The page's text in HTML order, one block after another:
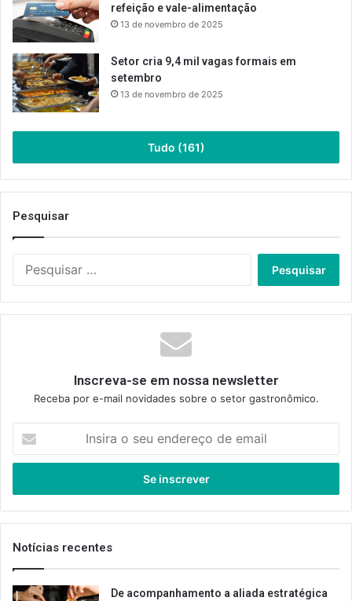
refeição e vale-alimentação
13 de novembro de 2025
Setor cria 9,4 mil vagas formais em
setembro
13 de novembro de 2025
Tudo (161)
Pesquisar
Inscreva-se em nossa newsletter
Receba por e-mail novidades sobre o setor gastronômico.
seu
de
email
Notícias recentes
De acompanhamento a aliada estratégica